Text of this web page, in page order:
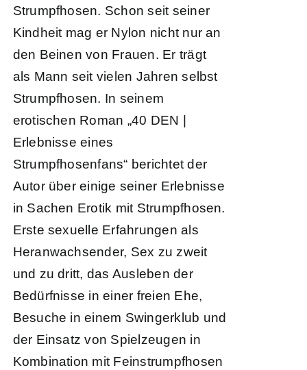
Strumpfhosen. Schon seit seiner
Kindheit mag er Nylon nicht nur an
den Beinen von Frauen. Er trägt
als Mann seit vielen Jahren selbst
Strumpfhosen. In seinem
erotischen Roman „40 DEN |
Erlebnisse eines
Strumpfhosenfans“ berichtet der
Autor über einige seiner Erlebnisse
in Sachen Erotik mit Strumpfhosen.
Erste sexuelle Erfahrungen als
Heranwachsender, Sex zu zweit
und zu dritt, das Ausleben der
Bedürfnisse in einer freien Ehe,
Besuche in einem Swingerklub und
der Einsatz von Spielzeugen in
Kombination mit Feinstrumpfhosen